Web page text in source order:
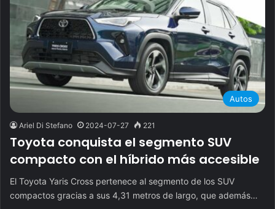
Autos
Ariel Di Stefano 2024-07-27 221
Toyota conquista el segmento SUV
compacto con el híbrido más accesible
El Toyota Yaris Cross pertenece al segmento de los SUV
compactos gracias a sus 4,31 metros de largo, que además…